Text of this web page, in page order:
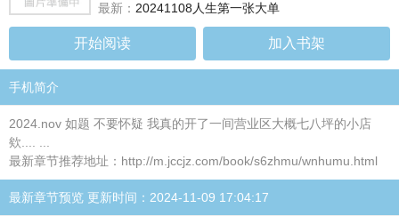
最新： 20241108人生第一张大单
开始阅读 加入书架
手机简介
2024.nov 如题 不要怀疑 我真的开了一间营业区大概七八坪的小店
欸.... ...
最新章节推荐地址：http://m.jccjz.com/book/s6zhmu/wnhumu.html
最新章节预览 更新时间：2024-11-09 17:04:17